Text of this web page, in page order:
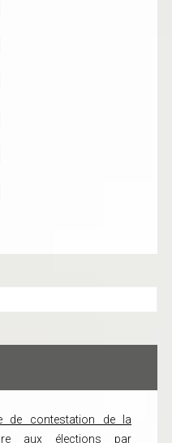
de contestation de la
aux élections par